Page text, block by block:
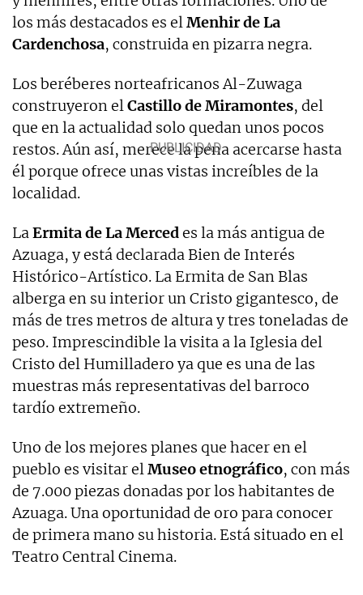
los más destacados es elMenhir de La
Cardenchosa, construida en pizarra negra.
Los beréberes norteafricanos Al-Zuwaga
construyeron elCastillo de Miramontes, del
que en la actualidad solo quedan unos pocos
restos. Aún así, merece la pena acercarse hasta
él porque ofrece unas vistas increíbles de la
localidad.
LaErmita de La Mercedes la más antigua de
Azuaga, y está declarada Bien de Interés
Histórico-Artístico. La Ermita de San Blas
alberga en su interior un Cristo gigantesco, de
más de tres metros de altura y tres toneladas de
peso. Imprescindible la visita a la Iglesia del
Cristo del Humilladero ya que es una de las
muestras más representativas del barroco
tardío extremeño.
Uno de los mejores planes que hacer en el
pueblo es visitar elMuseo etnográfico, con más
de 7.000 piezas donadas por los habitantes de
Azuaga. Una oportunidad de oro para conocer
de primera mano su historia. Está situado en el
Teatro Central Cinema.